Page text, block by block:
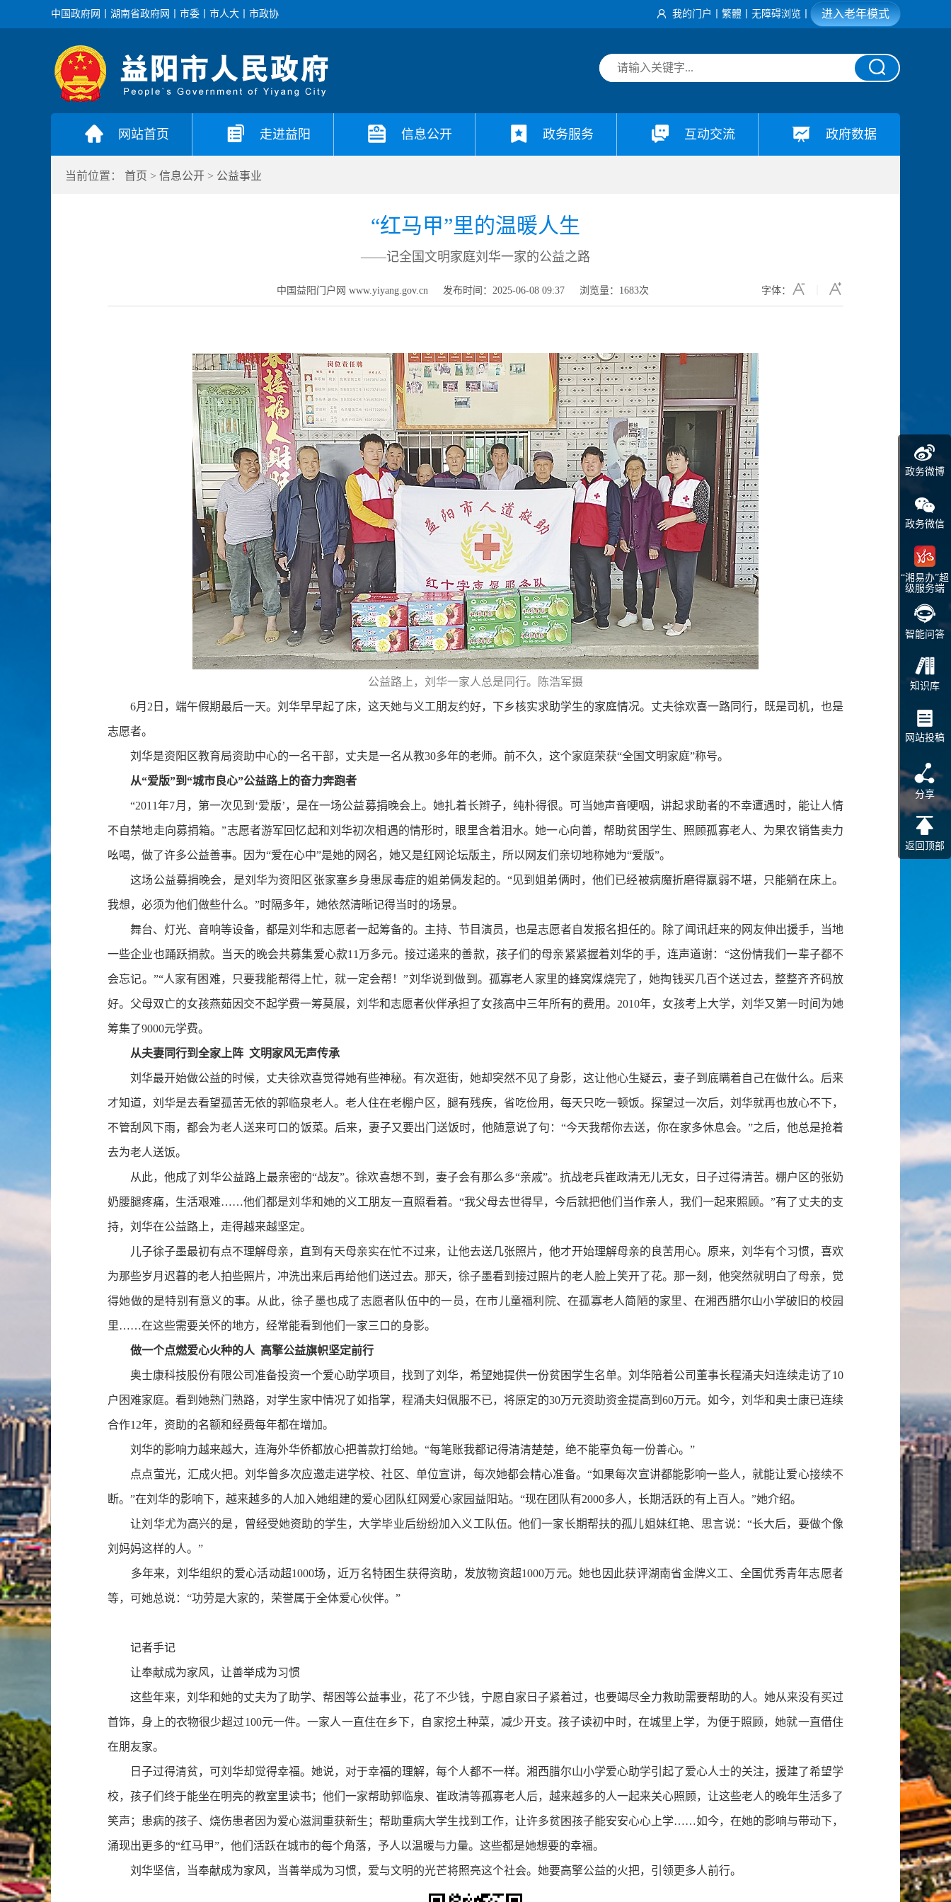
中国政府网 湖南省政府网 市委 市人大 市政协 我的门户 繁體 无障碍浏览 进入老年模式
网站首页 走进益阳 信息公开 政务服务 互动交流 政府数据
当前位置： 首页 > 信息公开 > 公益事业
“红马甲”里的温暖人生
——记全国文明家庭刘华一家的公益之路
中国益阳门户网 www.yiyang.gov.cn 发布时间：2025-06-08 09:37 浏览量： 1683次 字体：
公益路上，刘华一家人总是同行。陈浩军摄
6月2日，端午假期最后一天。刘华早早起了床，这天她与义工朋友约好，下乡核实求助学生的家庭情况。丈夫徐欢喜一路同行，既是司机，也是
志愿者。
刘华是资阳区教育局资助中心的一名干部，丈夫是一名从教30多年的老师。前不久，这个家庭荣获“全国文明家庭”称号。
从“爱版”到“城市良心”公益路上的奋力奔跑者
“2011年7月，第一次见到‘爱版’，是在一场公益募捐晚会上。她扎着长辫子，纯朴得很。可当她声音哽咽，讲起求助者的不幸遭遇时，能让人情
不自禁地走向募捐箱。”志愿者游军回忆起和刘华初次相遇的情形时，眼里含着泪水。她一心向善，帮助贫困学生、照顾孤寡老人、为果农销售卖力
吆喝，做了许多公益善事。因为“爱在心中”是她的网名，她又是红网论坛版主，所以网友们亲切地称她为“爱版”。
这场公益募捐晚会，是刘华为资阳区张家塞乡身患尿毒症的姐弟俩发起的。“见到姐弟俩时，他们已经被病魔折磨得羸弱不堪，只能躺在床上。
我想，必须为他们做些什么。”时隔多年，她依然清晰记得当时的场景。
舞台、灯光、音响等设备，都是刘华和志愿者一起筹备的。主持、节目演员，也是志愿者自发报名担任的。除了闻讯赶来的网友伸出援手，当地
一些企业也踊跃捐款。当天的晚会共募集爱心款11万多元。接过递来的善款，孩子们的母亲紧紧握着刘华的手，连声道谢：“这份情我们一辈子都不
会忘记。”“人家有困难，只要我能帮得上忙，就一定会帮！”刘华说到做到。孤寡老人家里的蜂窝煤烧完了，她掏钱买几百个送过去，整整齐齐码放
好。父母双亡的女孩燕茹因交不起学费一筹莫展，刘华和志愿者伙伴承担了女孩高中三年所有的费用。2010年，女孩考上大学，刘华又第一时间为她
筹集了9000元学费。
从夫妻同行到全家上阵 文明家风无声传承
刘华最开始做公益的时候，丈夫徐欢喜觉得她有些神秘。有次逛街，她却突然不见了身影，这让他心生疑云，妻子到底瞒着自己在做什么。后来
才知道，刘华是去看望孤苦无依的郭临泉老人。老人住在老棚户区，腿有残疾，省吃俭用，每天只吃一顿饭。探望过一次后，刘华就再也放心不下，
不管刮风下雨，都会为老人送来可口的饭菜。后来，妻子又要出门送饭时，他随意说了句：“今天我帮你去送，你在家多休息会。”之后，他总是抢着
去为老人送饭。
从此，他成了刘华公益路上最亲密的“战友”。徐欢喜想不到，妻子会有那么多“亲戚”。抗战老兵崔政清无儿无女，日子过得清苦。棚户区的张奶
奶腰腿疼痛，生活艰难……他们都是刘华和她的义工朋友一直照看着。“我父母去世得早，今后就把他们当作亲人，我们一起来照顾。”有了丈夫的支
持，刘华在公益路上，走得越来越坚定。
儿子徐子墨最初有点不理解母亲，直到有天母亲实在忙不过来，让他去送几张照片，他才开始理解母亲的良苦用心。原来，刘华有个习惯，喜欢
为那些岁月迟暮的老人拍些照片，冲洗出来后再给他们送过去。那天，徐子墨看到接过照片的老人脸上笑开了花。那一刻，他突然就明白了母亲，觉
得她做的是特别有意义的事。从此，徐子墨也成了志愿者队伍中的一员，在市儿童福利院、在孤寡老人简陋的家里、在湘西腊尔山小学破旧的校园
里……在这些需要关怀的地方，经常能看到他们一家三口的身影。
做一个点燃爱心火种的人 高擎公益旗帜坚定前行
奥士康科技股份有限公司准备投资一个爱心助学项目，找到了刘华，希望她提供一份贫困学生名单。刘华陪着公司董事长程涌夫妇连续走访了10
户困难家庭。看到她熟门熟路，对学生家中情况了如指掌，程涌夫妇佩服不已，将原定的30万元资助资金提高到60万元。如今，刘华和奥士康已连续
合作12年，资助的名额和经费每年都在增加。
刘华的影响力越来越大，连海外华侨都放心把善款打给她。“每笔账我都记得清清楚楚，绝不能辜负每一份善心。”
点点萤光，汇成火把。刘华曾多次应邀走进学校、社区、单位宣讲，每次她都会精心准备。“如果每次宣讲都能影响一些人，就能让爱心接续不
断。”在刘华的影响下，越来越多的人加入她组建的爱心团队红网爱心家园益阳站。“现在团队有2000多人，长期活跃的有上百人。”她介绍。
让刘华尤为高兴的是，曾经受她资助的学生，大学毕业后纷纷加入义工队伍。他们一家长期帮扶的孤儿姐妹红艳、思言说：“长大后，要做个像
刘妈妈这样的人。”
多年来，刘华组织的爱心活动超1000场，近万名特困生获得资助，发放物资超1000万元。她也因此获评湖南省金牌义工、全国优秀青年志愿者
等，可她总说：“功劳是大家的，荣誉属于全体爱心伙伴。”
记者手记
让奉献成为家风，让善举成为习惯
这些年来，刘华和她的丈夫为了助学、帮困等公益事业，花了不少钱，宁愿自家日子紧着过，也要竭尽全力救助需要帮助的人。她从来没有买过
首饰，身上的衣物很少超过100元一件。一家人一直住在乡下，自家挖土种菜，减少开支。孩子读初中时，在城里上学，为便于照顾，她就一直借住
在朋友家。
日子过得清贫，可刘华却觉得幸福。她说，对于幸福的理解，每个人都不一样。湘西腊尔山小学爱心助学引起了爱心人士的关注，援建了希望学
校，孩子们终于能坐在明亮的教室里读书；他们一家帮助郭临泉、崔政清等孤寡老人后，越来越多的人一起来关心照顾，让这些老人的晚年生活多了
笑声；患病的孩子、烧伤患者因为爱心滋润重获新生；帮助重病大学生找到工作，让许多贫困孩子能安安心心上学……如今，在她的影响与带动下，
涌现出更多的“红马甲”，他们活跃在城市的每个角落，予人以温暖与力量。这些都是她想要的幸福。
刘华坚信，当奉献成为家风，当善举成为习惯，爱与文明的光芒将照亮这个社会。她要高擎公益的火把，引领更多人前行。
政务微博
政务微信
“湘易办”超
级服务端
智能问答
知识库
网站投稿
分享
返回顶部